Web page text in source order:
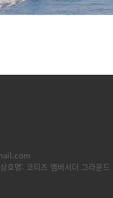
상호명: 코티즈 앰버서더 그라운드